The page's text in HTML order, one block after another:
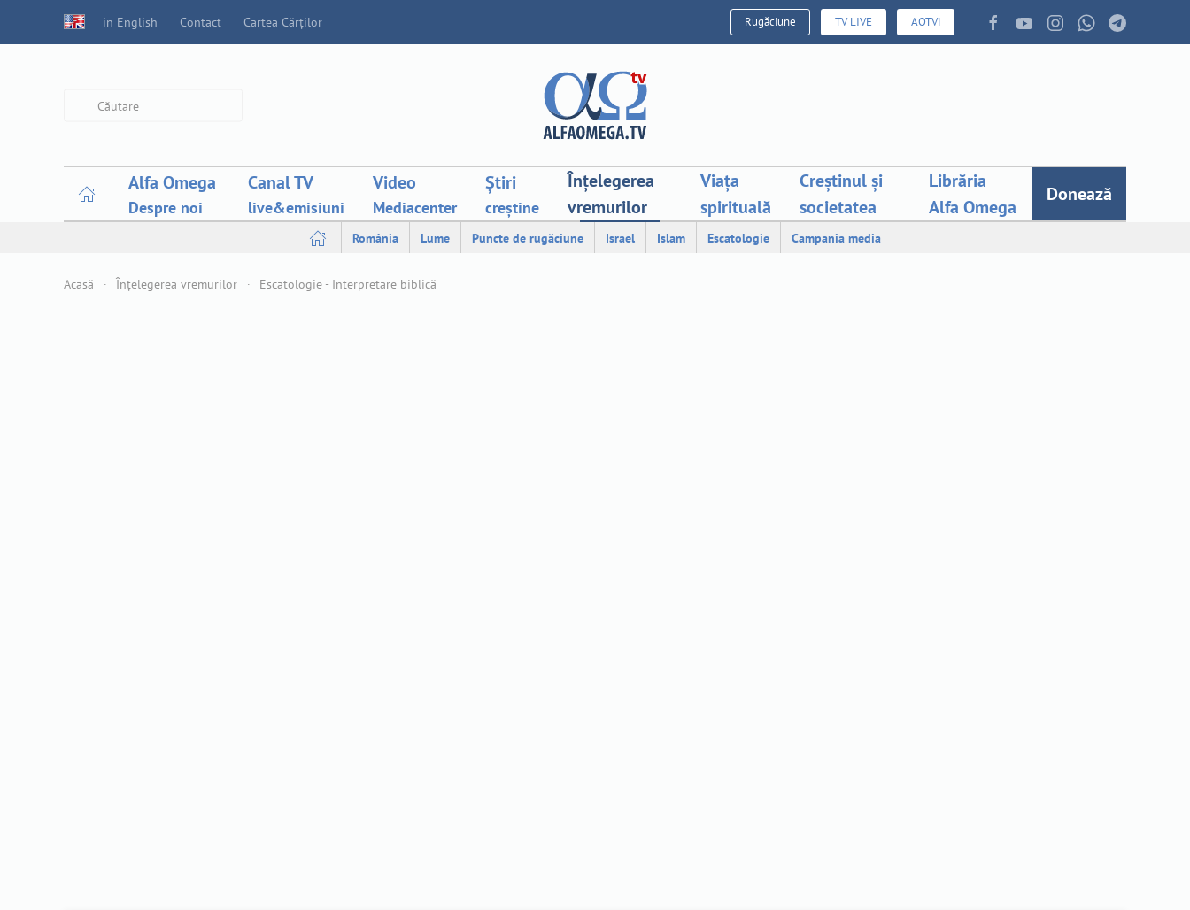
in English Contact Cartea Cărților Rugăciune TV LIVE AOTVi
Alfa Omega
Despre noi
Canal TV
live&emisiuni
Video
Mediacenter
Știri
creștine
Înțelegerea
vremurilor
Viața
spirituală
Creștinul și
societatea
Librăria
Alfa Omega
Donează
România Lume Puncte de rugăciune Israel Islam Escatologie Campania media
Acasă Înțelegerea vremurilor Escatologie - Interpretare biblică